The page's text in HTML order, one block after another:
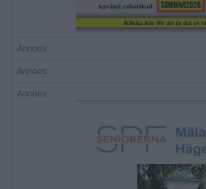
Annons:
Annons:
Annons: